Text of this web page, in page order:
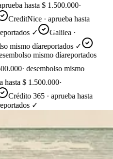
hasta $ 1.500.000·
CreditNice · aprueba hasta
✓
Galilea ·
mismo díareportados ✓
mismo díareportados
·desembolso mismo
hasta $ 1.500.000·
Crédito 365 · aprueba hasta
✓